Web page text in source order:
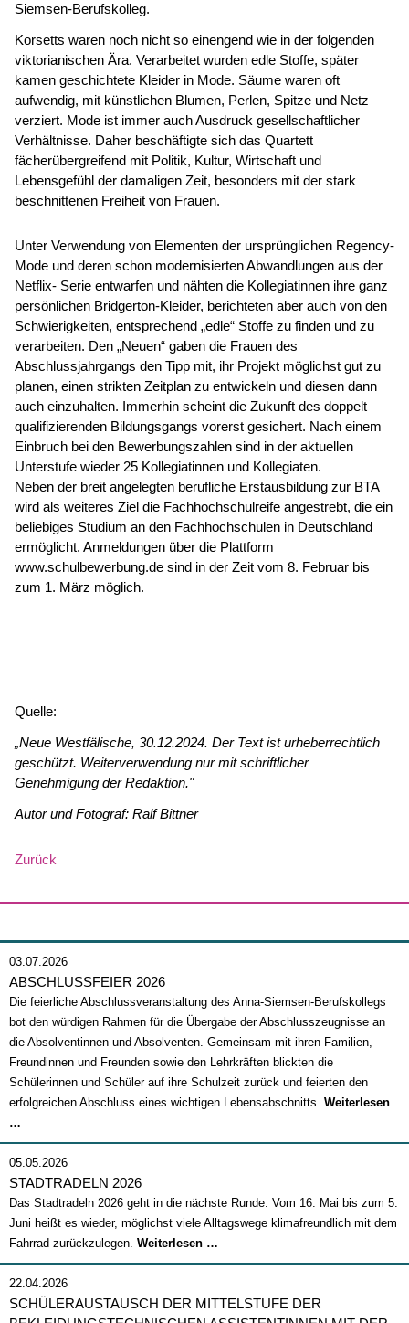
Siemsen-Berufskolleg.
Korsetts waren noch nicht so einengend wie in der folgenden
viktorianischen Ära. Verarbeitet wurden edle Stoffe, später
kamen geschichtete Kleider in Mode. Säume waren oft
aufwendig, mit künstlichen Blumen, Perlen, Spitze und Netz
verziert. Mode ist immer auch Ausdruck gesellschaftlicher
Verhältnisse. Daher beschäftigte sich das Quartett
fächerübergreifend mit Politik, Kultur, Wirtschaft und
Lebensgefühl der damaligen Zeit, besonders mit der stark
beschnittenen Freiheit von Frauen.
Unter Verwendung von Elementen der ursprünglichen Regency-
Mode und deren schon modernisierten Abwandlungen aus der
Netflix- Serie entwarfen und nähten die Kollegiatinnen ihre ganz
persönlichen Bridgerton-Kleider, berichteten aber auch von den
Schwierigkeiten, entsprechend „edle“ Stoffe zu finden und zu
verarbeiten. Den „Neuen“ gaben die Frauen des
Abschlussjahrgangs den Tipp mit, ihr Projekt möglichst gut zu
planen, einen strikten Zeitplan zu entwickeln und diesen dann
auch einzuhalten. Immerhin scheint die Zukunft des doppelt
qualifizierenden Bildungsgangs vorerst gesichert. Nach einem
Einbruch bei den Bewerbungszahlen sind in der aktuellen
Unterstufe wieder 25 Kollegiatinnen und Kollegiaten.
Neben der breit angelegten berufliche Erstausbildung zur BTA
wird als weiteres Ziel die Fachhochschulreife angestrebt, die ein
beliebiges Studium an den Fachhochschulen in Deutschland
ermöglicht. Anmeldungen über die Plattform
www.schulbewerbung.de sind in der Zeit vom 8. Februar bis
zum 1. März möglich.
Quelle:
„Neue Westfälische, 30.12.2024. Der Text ist urheberrechtlich
geschützt. Weiterverwendung nur mit schriftlicher
Genehmigung der Redaktion."
Autor und Fotograf: Ralf Bittner
Zurück
03.07.2026
ABSCHLUSSFEIER 2026
Die feierliche Abschlussveranstaltung des Anna-Siemsen-Berufskollegs
bot den würdigen Rahmen für die Übergabe der Abschlusszeugnisse an
die Absolventinnen und Absolventen. Gemeinsam mit ihren Familien,
Freundinnen und Freunden sowie den Lehrkräften blickten die
Schülerinnen und Schüler auf ihre Schulzeit zurück und feierten den
erfolgreichen Abschluss eines wichtigen Lebensabschnitts. Weiterlesen
…
2026
05.05.2026
STADTRADELN 2026
Das Stadtradeln 2026 geht in die nächste Runde: Vom 16. Mai bis zum 5.
Juni heißt es wieder, möglichst viele Alltagswege klimafreundlich mit dem
Fahrrad zurückzulegen. Weiterlesen …
2026
22.04.2026
SCHÜLERAUSTAUSCH DER MITTELSTUFE DER